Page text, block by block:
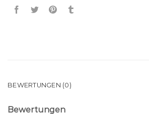
BEWERTUNGEN (0)
Bewertungen